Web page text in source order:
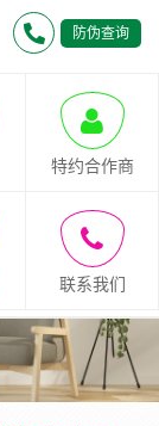
防伪查询
特约合作商
联系我们